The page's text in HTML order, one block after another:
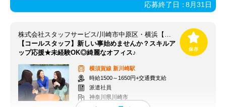
応募終了日：8月31日
株式会社スタッフサービス/川崎市中原区・横浜【新川崎駅】
【コールスタッフ】新しい事始めませんか？スキルア
ップ応援★未経験OK◎綺麗なオフィス♪
横須賀線 新川崎駅
時給1500～1650円+交通費支給
派遣社員
神奈川県川崎市